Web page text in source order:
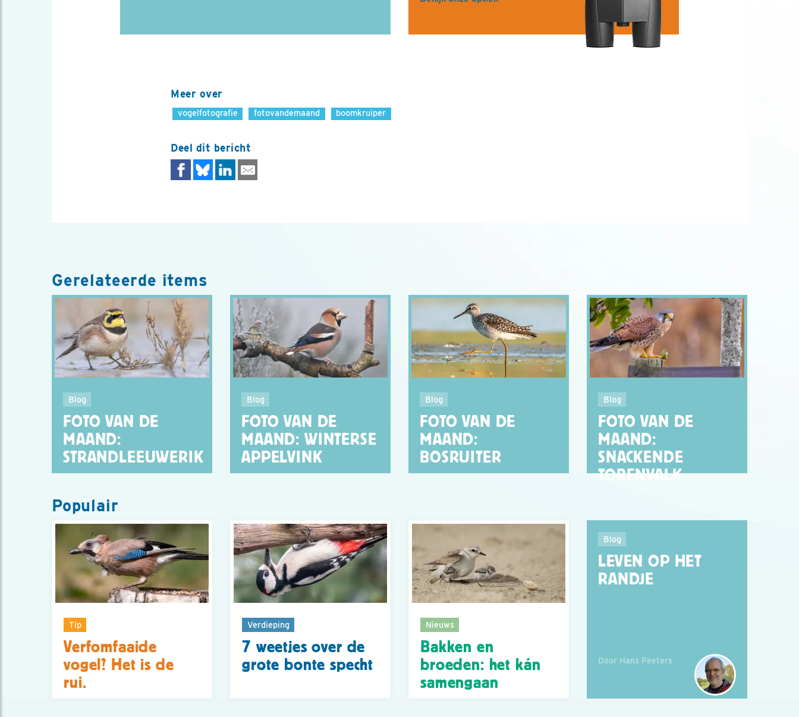
Meer over
vogelfotografie fotovandemaand boomkruiper
Deel dit bericht
Gerelateerde items
Blog
FOTO VAN DE
MAAND:
STRANDLEEUWERIK
Blog
FOTO VAN DE
MAAND: WINTERSE
APPELVINK
Blog
FOTO VAN DE
MAAND:
BOSRUITER
Blog
FOTO VAN DE
MAAND:
SNACKENDE
TORENVALK
Populair
Tip
Verfomfaaide
vogel? Het is de
rui.
Verdieping
7 weetjes over de
grote bonte specht
Nieuws
Bakken en
broeden: het kán
samengaan
Blog
LEVEN OP HET
RANDJE
Door Hans Peeters